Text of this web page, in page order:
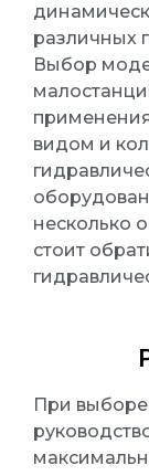
различных
Выбор
видом и
несколько
стоит
При выборе